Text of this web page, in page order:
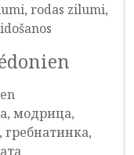
rodas zilumi,
модрица,